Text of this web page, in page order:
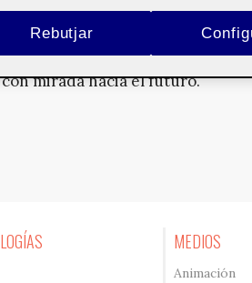
de la UOC!
mirada hacia el futuro.
MEDIOS
Animación
Rebutjar